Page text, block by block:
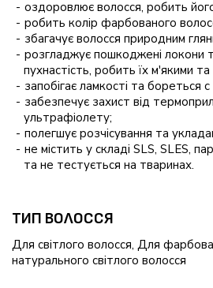
оздоровлює волосся, робить
робить колір фарбованого
збагачує волосся природним
розгладжує пошкоджені локони
пухнастість, робить їх м'якими
запобігає ламкості та бореться
забезпечує захист від
ультрафіолету;
полегшує розчісування та
не містить у складі SLS, SLES,
та не тестується на тваринах.
ТИП ВОЛОССЯ
Для світлого волосся, Для
натурального світлого волосся